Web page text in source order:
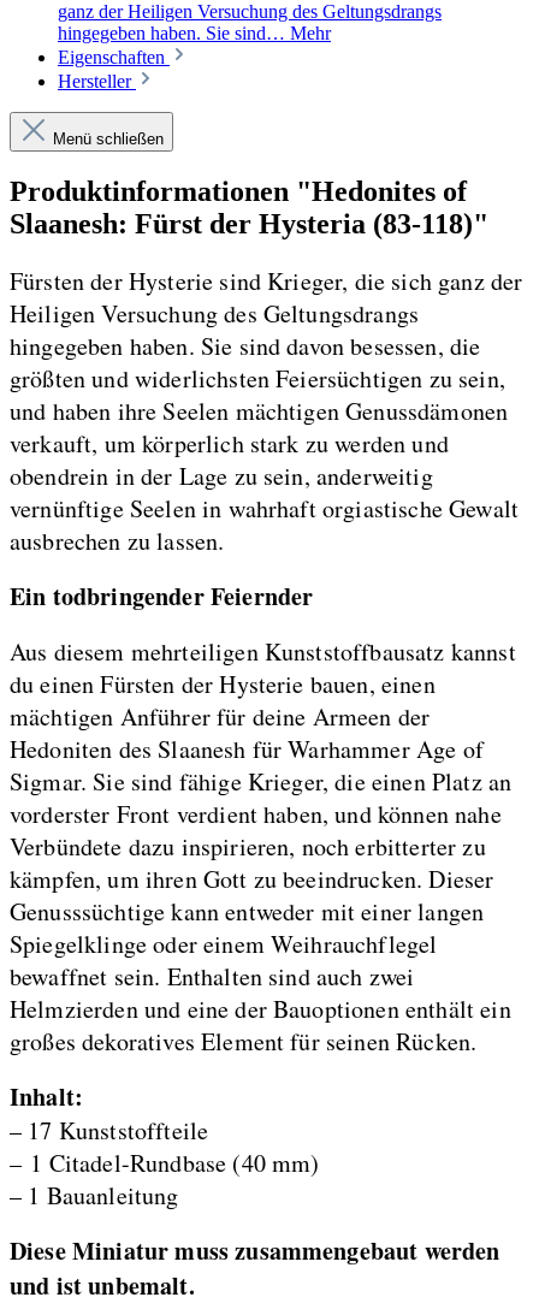
ganz der Heiligen Versuchung des Geltungsdrangs
hingegeben haben. Sie sind… Mehr
Eigenschaften
Hersteller
Menü schließen
Produktinformationen "Hedonites of
Slaanesh: Fürst der Hysteria (83-118)"
Fürsten der Hysterie sind Krieger, die sich ganz der
Heiligen Versuchung des Geltungsdrangs
hingegeben haben. Sie sind davon besessen, die
größten und widerlichsten Feiersüchtigen zu sein,
und haben ihre Seelen mächtigen Genussdämonen
verkauft, um körperlich stark zu werden und
obendrein in der Lage zu sein, anderweitig
vernünftige Seelen in wahrhaft orgiastische Gewalt
ausbrechen zu lassen.
Ein todbringender Feiernder
Aus diesem mehrteiligen Kunststoffbausatz kannst
du einen Fürsten der Hysterie bauen, einen
mächtigen Anführer für deine Armeen der
Hedoniten des Slaanesh für Warhammer Age of
Sigmar. Sie sind fähige Krieger, die einen Platz an
vorderster Front verdient haben, und können nahe
Verbündete dazu inspirieren, noch erbitterter zu
kämpfen, um ihren Gott zu beeindrucken. Dieser
Genusssüchtige kann entweder mit einer langen
Spiegelklinge oder einem Weihrauchflegel
bewaffnet sein. Enthalten sind auch zwei
Helmzierden und eine der Bauoptionen enthält ein
großes dekoratives Element für seinen Rücken.
Inhalt:
– 17 Kunststoffteile
– 1 Citadel-Rundbase (40 mm)
– 1 Bauanleitung
Diese Miniatur muss zusammengebaut werden
und ist unbemalt.